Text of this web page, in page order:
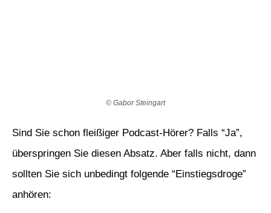
© Gabor Steingart
Sind Sie schon fleißiger Podcast-Hörer? Falls “Ja”,
überspringen Sie diesen Absatz. Aber falls nicht, dann
sollten Sie sich unbedingt folgende “Einstiegsdroge”
anhören: